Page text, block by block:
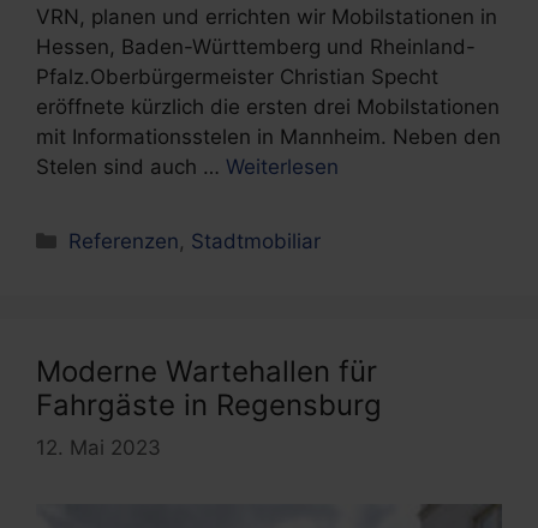
VRN, planen und errichten wir Mobilstationen in
Hessen, Baden-Württemberg und Rheinland-
Pfalz.Oberbürgermeister Christian Specht
eröffnete kürzlich die ersten drei Mobilstationen
mit Informationsstelen in Mannheim. Neben den
Stelen sind auch … Weiterlesen
Kategorien
Referenzen, Stadtmobiliar
Moderne Wartehallen für
Fahrgäste in Regensburg
12. Mai 2023